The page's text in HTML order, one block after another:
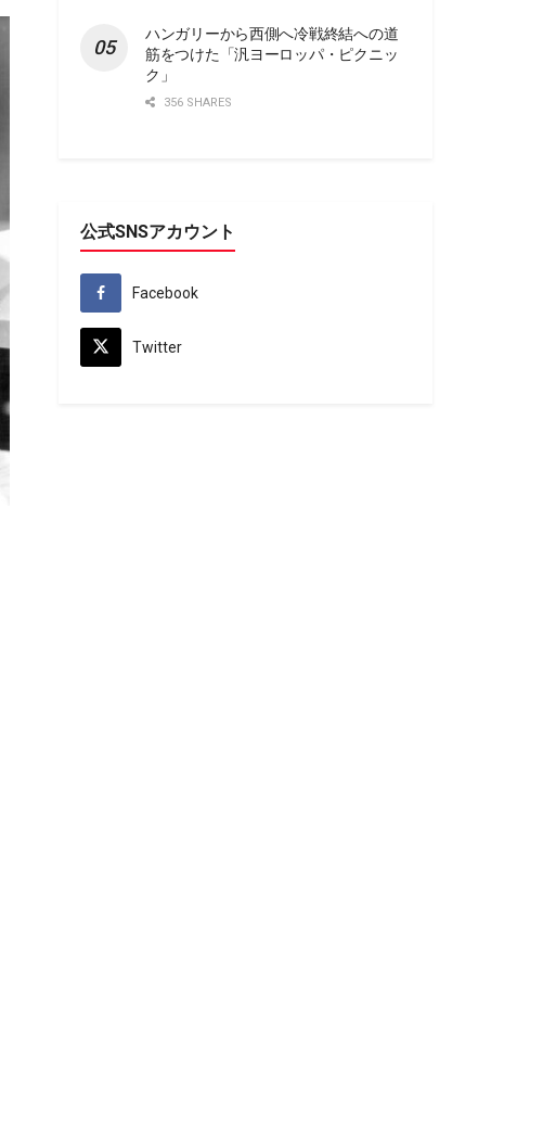
ハンガリーから西側へ冷戦終結への道
筋をつけた「汎ヨーロッパ・ピクニッ
ク」
356 SHARES
公式SNSアカウント
Facebook
Twitter